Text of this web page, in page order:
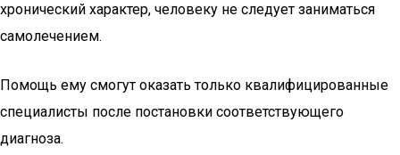
хронический характер, человеку не следует заниматься
самолечением.
Помощь ему смогут оказать только квалифицированные
специалисты после постановки соответствующего
диагноза.